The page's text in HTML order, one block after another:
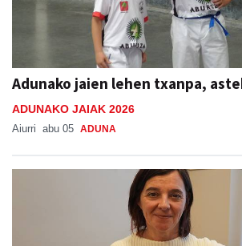
Adunako jaien lehen txanpa,
ADUNAKO JAIAK 2026
Aiurri abu 05 ADUNA